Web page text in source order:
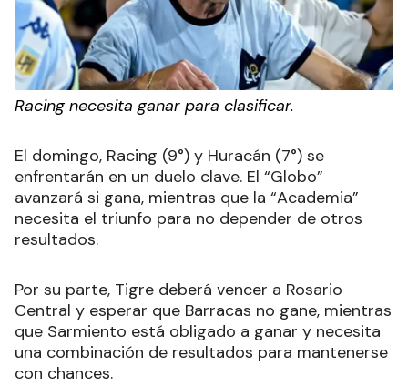
Racing necesita ganar para clasificar.
El domingo, Racing (9°) y Huracán (7°) se
enfrentarán en un duelo clave. El “Globo”
avanzará si gana, mientras que la “Academia”
necesita el triunfo para no depender de otros
resultados.
Por su parte, Tigre deberá vencer a Rosario
Central y esperar que Barracas no gane, mientras
que Sarmiento está obligado a ganar y necesita
una combinación de resultados para mantenerse
con chances.